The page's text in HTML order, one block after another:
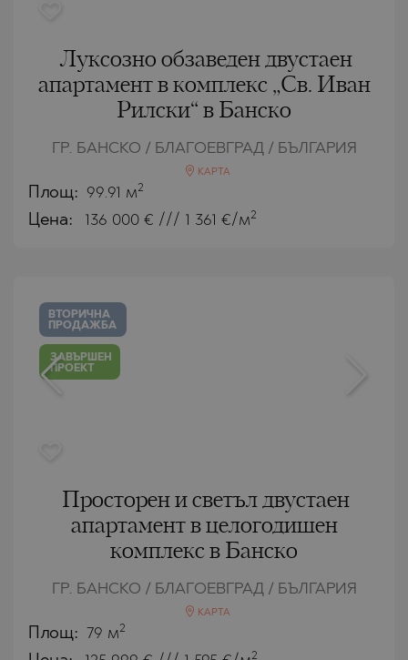
Луксозно обзаведен двустаен
апартамент в комплекс „Св. Иван
Рилски“ в Банско
ГР. БАНСКО / БЛАГОЕВГРАД / БЪЛГАРИЯ
КАРТА
Площ: 99.91 м2
Цена: 136 000 € /// 1 361 €/м2
ВТОРИЧНА
ПРОДАЖБА
ЗАВЪРШЕН
ПРОЕКТ
Просторен и светъл двустаен
апартамент в целогодишен
комплекс в Банско
ГР. БАНСКО / БЛАГОЕВГРАД / БЪЛГАРИЯ
КАРТА
Площ: 79 м2
2